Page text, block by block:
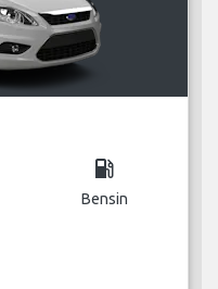
local_gas_station
Bensin